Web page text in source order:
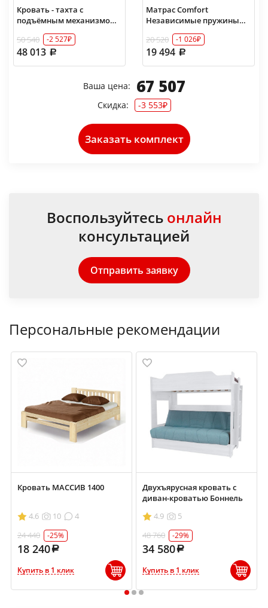
Кровать - тахта с
подъёмным механизмом
Классика 1800 без матраса
50 540 -2 527₽
48 013
Матрас Comfort
Независимые пружины
180х200
20 520 -1 026₽
19 494
Ваша цена: 67 507
Скидка: -3 553₽
Заказать комплект
Воспользуйтесь онлайн
консультацией
Отправить заявку
Персональные рекомендации
Кровать МАССИВ 1400
4.6 10
4
24 440
-25%
18 240
Купить в 1 клик
Двухъярусная кровать с
диван-кроватью Боннель
4.9
5
48 760
-29%
34 580
Купить в 1 клик
1 2 3